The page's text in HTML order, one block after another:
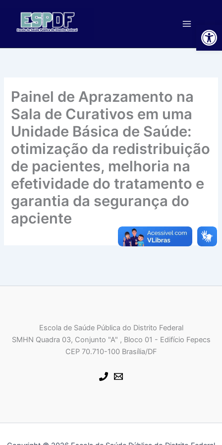
Painel de Aprazamento na
Sala de Curativos em uma
Unidade Básica de Saúde:
otimização da redistribuição
de pacientes, melhoria na
efetividade do tratamento e
garantia da segurança do
apciente
Escola de Saúde Pública do Distrito Federal
SMHN Quadra 03, Conjunto "A" , Bloco 01 - Edifício Fepecs
CEP 70.710-100 Brasília/DF